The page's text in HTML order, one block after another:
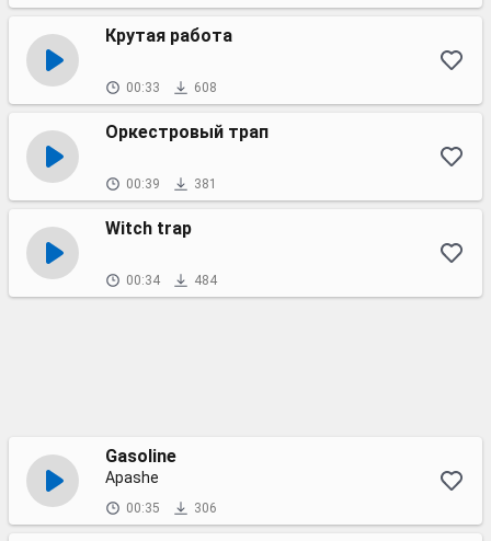
Крутая работа
00:33 608
Оркестровый трап
00:39 381
Witch trap
00:34 484
Gasoline
Apashe
00:35 306